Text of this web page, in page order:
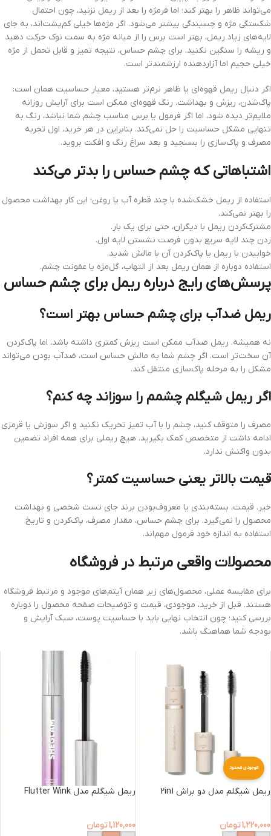
می‌تواند ظاهر را بهتر کند؛ اما فرمژه را بعد از ریمل نزنید، چون احتمال
شکستگی مژه و چسبندگی بیشتر می‌شود. اگر مژه‌ها خیلی کم‌پشت‌اند، به جای
لایه‌های زیاد ریمل، بهتر است برس را از میانه مژه به سمت نوک حرکت دهید
و ریشه را سنگین نکنید. برای چشم حساس، نتیجه تمیز و قابل تحمل از مژه
خیلی حجیم اما آزاردهنده ارزشمندتر است.
اگر دنبال ریمل قهوه‌ای یا ظاهر نرم‌تر هستید، معیار حساسیت همان است:
پاک‌شدن، ریزش و بهداشت. رنگ قهوه‌ای ممکن است برای آرایش روزانه
ملایم‌تر دیده شود، اما اگر فرمول یا برس مناسب چشم شما نباشد، رنگ به
تنهایی مشکل حساسیت را حل نمی‌کند. بنابراین در هر خرید، اول تجربه
مصرف و پاک‌سازی را بسنجید و بعد سراغ رنگ و افکت بروید.
اشتباهاتی که چشم حساس را بدتر می‌کند
استفاده از ریمل خشک‌شده با چند قطره آب یا روغن؛ این کار بهداشت محصول
را بهتر نمی‌کند.
مشترک‌کردن ریمل با دیگران، حتی برای یک بار.
زدن چند لایه سریع بدون فرصت نشستن لایه اول.
خوابیدن با ریمل یا پاک‌کردن آن با مالش شدید.
استفاده دوباره از همان ریمل بعد از التهاب، گل‌مژه یا عفونت چشم.
پرسش‌های رایج درباره ریمل برای چشم حساس
ریمل ضدآب برای چشم حساس بهتر است؟
نه همیشه. ریمل ضدآب ممکن است ریزش کمتری داشته باشد، اما پاک‌کردن
آن سخت‌تر است. اگر چشم شما به مالش حساس است، ضدآب بودن می‌تواند
مشکل را به مرحله پاک‌سازی منتقل کند.
اگر ریمل شیگلم چشمم را سوزاند چه کنم؟
مصرف را متوقف کنید، چشم را با آب تمیز تحریک نکنید و اگر سوزش یا قرمزی
ادامه داشت از متخصص کمک بگیرید. هیچ ریملی برای همه افراد تضمین
بدون واکنش ندارد.
قیمت بالاتر یعنی حساسیت کمتر؟
خیر. قیمت، بسته‌بندی یا معروف‌بودن برند جای تست شخصی و بهداشت
محصول را نمی‌گیرد. برای چشم حساس، مقدار مصرف، پاک‌کردن و تاریخ
استفاده به اندازه خود فرمول مهم‌اند.
محصولات واقعی مرتبط در فروشگاه
برای مقایسه عملی، محصول‌های زیر همان آیتم‌های موجود و مرتبط فروشگاه
هستند. قبل از خرید، موجودی، قیمت و توضیحات صفحه محصول را دوباره
بررسی کنید؛ چون انتخاب نهایی باید با حساسیت پوست، سبک آرایش و
بودجه شما هماهنگ باشد.
موجودی محدود
ریمل شیگلم مدل دو براش 2in1
1,220,000تومان
ریمل شیگلم مدل Flutter Wink
1,120,000تومان